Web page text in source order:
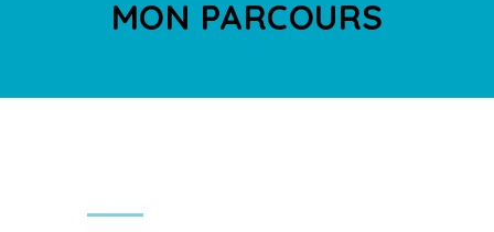
MON PARCOURS